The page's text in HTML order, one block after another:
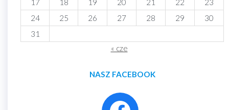
17
18 19 20 21 22
23
24
25 26 27 28 29
30
31
« cze
NASZ FACEBOOK